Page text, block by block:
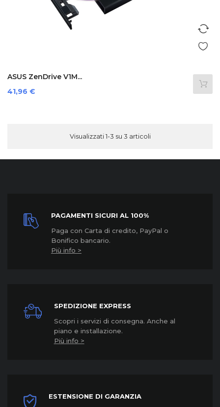
ASUS ZenDrive V1M...
Prezzo
41,96 €
Visualizzati 1-3 su 3 articoli
PAGAMENTI SICURI AL 100%
Paga con Carta di credito, PayPal o
Bonifico bancario.
Più info >
SPEDIZIONE EXPRESS
Scopri i servizi di consegna. Anche al
piano e installazione.
Più info >
ESTENSIONE DI GARANZIA